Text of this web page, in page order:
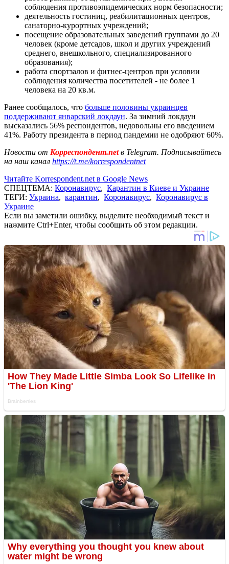
соблюдения противоэпидемических норм безопасности;
деятельность гостиниц, реабилитационных центров,
санаторно-курортных учреждений;
посещение образовательных заведений группами до 20
человек (кроме детсадов, школ и других учреждений
среднего, внешкольного, специализированного
образования);
работа спортзалов и фитнес-центров при условии
соблюдения количества посетителей - не более 1
человека на 20 кв.м.
Ранее сообщалось, что больше половины украинцев
поддерживают январский локдаун. За зимний локдаун
высказались 56% респондентов, недовольны его введением
41%. Работу президента в период пандемии не одобряют 60%.
Новости от Корреспондент.netв Telegram. Подписывайтесь
на наш канал https://t.me/korrespondentnet
Читайте Korrespondent.net в Google News
СПЕЦТЕМА: Коронавирус, Карантин в Киеве и Украине
ТЕГИ: Украина, карантин, Коронавирус, Коронавирус в
Украине
Если вы заметили ошибку, выделите необходимый текст и
нажмите Ctrl+Enter, чтобы сообщить об этом редакции.